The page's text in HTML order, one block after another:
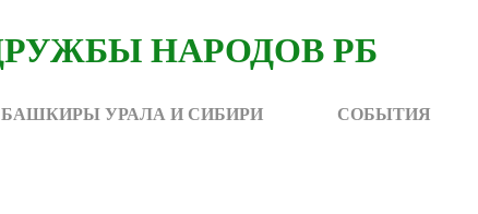
БАШКИРЫ УРАЛА И СИБИРИ СОБЫТИЯ